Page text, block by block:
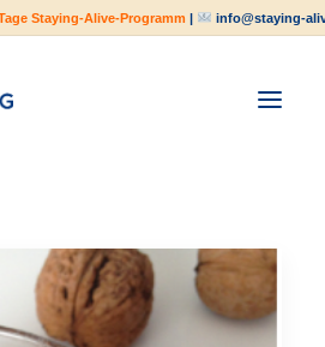
Staying-Alive-Programm | info@staying-